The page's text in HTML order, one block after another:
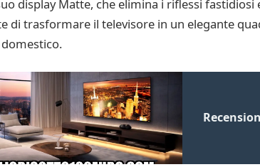
display Matte, che elimina i riflessi
di trasformare il televisore in un elegante